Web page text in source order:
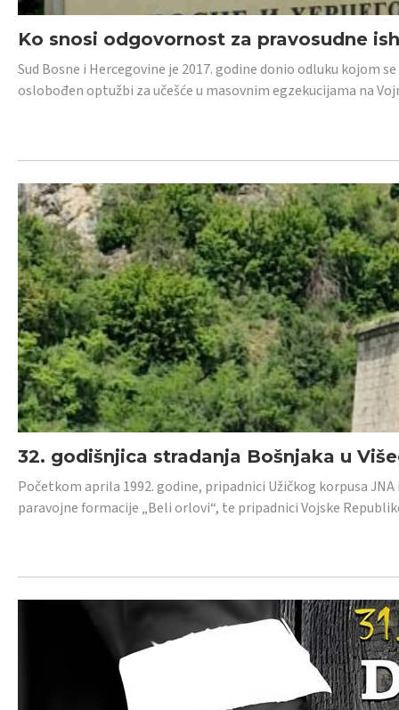
Ko snosi odgovornost za pravosudne
Sud Bosne i Hercegovine je 2017. godine donio odluku kojom
oslobođen optužbi za učešće u masovnim egzekucijama na
32. godišnjica stradanja Bošnjaka u
Početkom aprila 1992. godine, pripadnici Užičkog korpusa
paravojne formacije „Beli orlovi“, te pripadnici Vojske